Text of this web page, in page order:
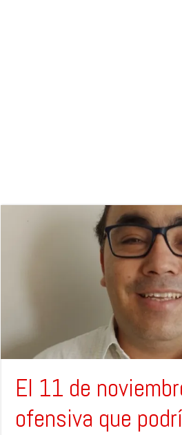
El 11 de
ofensiva que